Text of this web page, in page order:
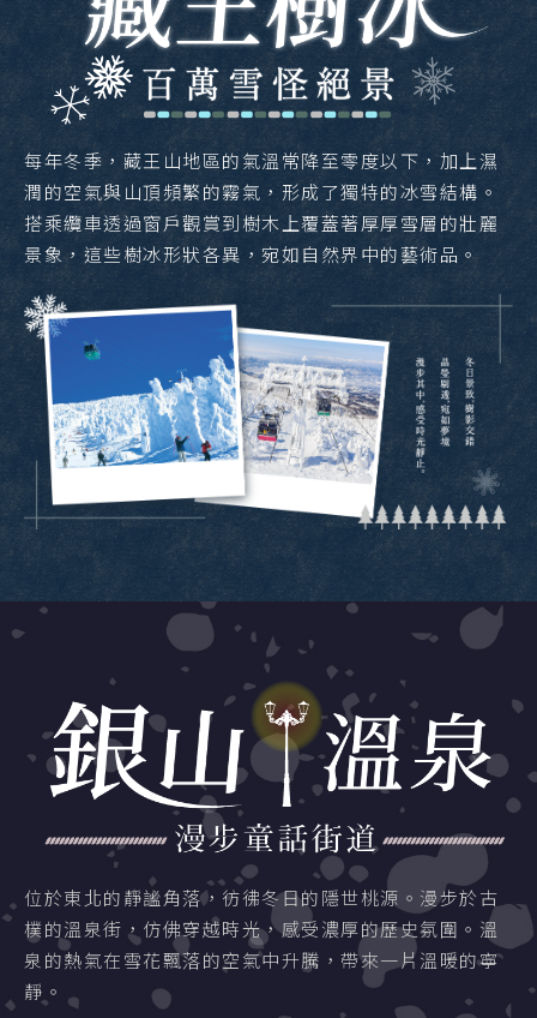
每年冬季，藏王山地區的氣溫常降至零度以下，加上濕
潤的空氣與山頂頻繁的霧氣，形成了獨特的冰雪結構。
搭乘纜車透過窗戶觀賞到樹木上覆蓋著厚厚雪層的壯麗
景象，這些樹冰形狀各異，宛如自然界中的藝術品。
位於東北的靜謐角落，彷彿冬日的隱世桃源。漫步於古
樸的溫泉街，仿佛穿越時光，感受濃厚的歷史氛圍。溫
泉的熱氣在雪花飄落的空氣中升騰，帶來一片溫暖的寧
靜。